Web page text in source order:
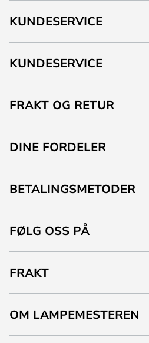
KUNDESERVICE
KUNDESERVICE
FRAKT OG RETUR
DINE FORDELER
BETALINGSMETODER
FØLG OSS PÅ
FRAKT
OM LAMPEMESTEREN